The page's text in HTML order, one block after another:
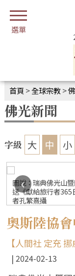
首頁 >全球宗教>
佛光新聞
字級 大 中 小
圖說：瑞典佛光山
送《獻給旅行者365
者孔繁熹攝
‹
奧斯陸協
【人間社 定充
2024-02-13